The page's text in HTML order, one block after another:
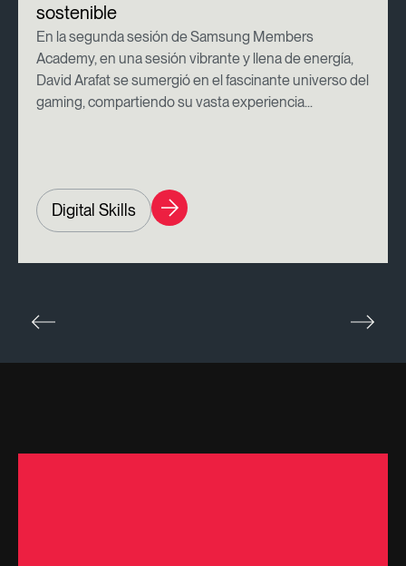
sostenible
En la segunda sesión de Samsung Members
Academy, en una sesión vibrante y llena de energía,
David Arafat se sumergió en el fascinante universo del
gaming, compartiendo su vasta experiencia...
Digital Skills